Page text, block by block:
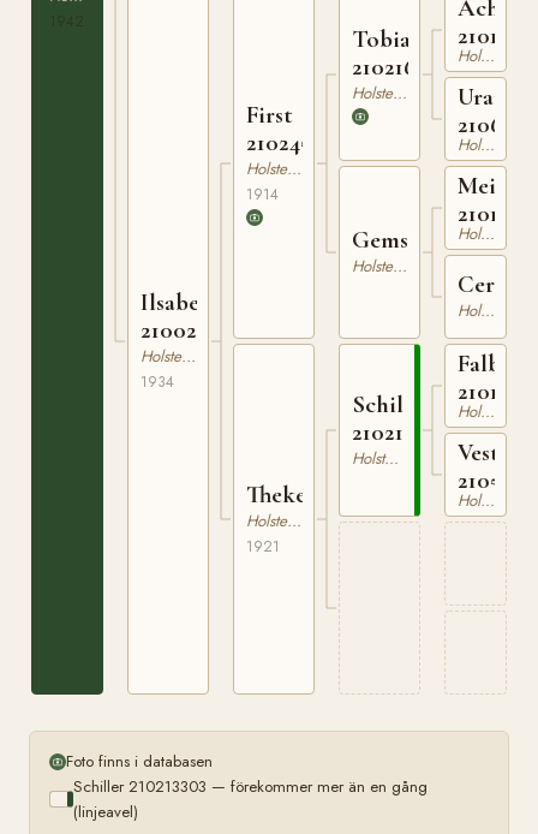
Ilsabe
210024503
Holsteiner
1934
First
210245114
Holsteiner
1914
Theke
Holsteiner
1921
Tobias
210216104
Holsteiner
Gemse
Holsteiner
Schiller
210213303
Holsteiner
Achill
Holsteiner
Urania
Holsteiner
Meister
Holsteiner
Ceres
Holsteiner
Falb
Holsteiner
Vesta
Holsteiner
Foto finns i databasen
Schiller 210213303 — förekommer mer än en gång
(linjeavel)